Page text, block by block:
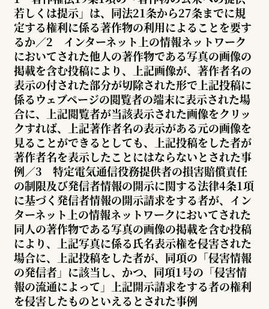
若しくは提示」は、同法21条から27条までに規
定する権利に係る著作物の利用によることを要す
るか／2 インターネット上の情報ネットワーク
においてされた他人の著作物である写真の画像の
掲載を含む投稿により、上記画像が、著作者名の
表示の付された部分が切除された形で上記投稿に
係るウェブページの閲覧者の端末に表示された場
合に、上記閲覧者が当該表示された画像をクリッ
クすれば、上記著作者名の表示がある元の画像を
見ることができるとしても、上記投稿をした者が
著作者名を表示したことにはならないとされた事
例／3 特定電気通信役務提供者の損害賠償責任
の制限及び発信者情報の開示に関する法律4条1項
に基づく発信者情報の開示請求をする者が、イン
ターネット上の情報ネットワークにおいてされた
同人の著作物である写真の画像の掲載を含む投稿
により、上記写真に係る氏名表示権を侵害された
場合に、上記投稿をした者が、同項の「侵害情報
の発信者」に該当し、かつ、同項1号の「侵害情
報の流通によって」上記開示請求をする者の権利
を侵害したものといえるとされた事例